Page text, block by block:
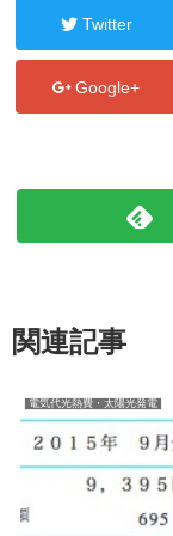
Twitter
Google+
関連記事
電気代光熱費・太陽光発電